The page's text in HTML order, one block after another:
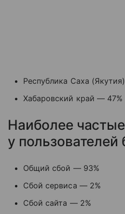
Республика Саха
Хабаровский край — 47%
Наиболее
у пользователей
Общий сбой — 93%
Сбой сервиса — 2%
Сбой сайта — 2%